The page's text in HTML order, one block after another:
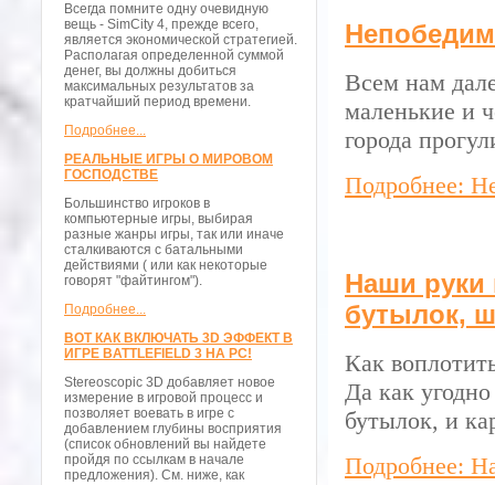
Всегда помните одну очевидную
вещь - SimCity 4, прежде всего,
является экономической стратегией.
Располагая определенной суммой
денег, вы должны добиться
максимальных результатов за
кратчайший период времени.
Подробнее...
РЕАЛЬНЫЕ ИГРЫ О МИРОВОМ
ГОСПОДСТВЕ
Большинство игроков в
компьютерные игры, выбирая
разные жанры игры, так или иначе
сталкиваются с батальными
действиями ( или как некоторые
говорят "файтингом").
Подробнее...
ВОТ КАК ВКЛЮЧАТЬ 3D ЭФФЕКТ В
ИГРЕ BATTLEFIELD 3 НА PC!
Stereoscopic 3D добавляет новое
измерение в игровой процесс и
позволяет воевать в игре с
добавлением глубины восприятия
(список обновлений вы найдете
пройдя по ссылкам в начале
предложения). См. ниже, как
Всем нам
маленькие и
города
Подробнее:
Наши руки
бутылок,
Как
Да как
бутылок, и
Подробнее: